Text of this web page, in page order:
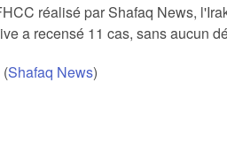
réalisé par Shafaq News,
a recensé 11 cas, sans aucun
(Shafaq News)